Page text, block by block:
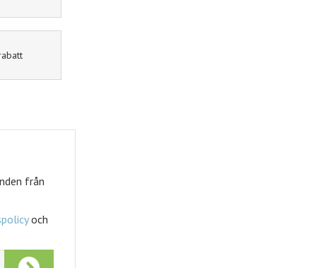
från
och